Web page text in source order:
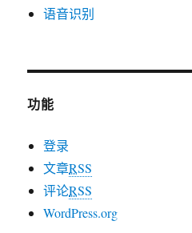
语音识别
功能
登录
文章RSS
评论RSS
WordPress.org